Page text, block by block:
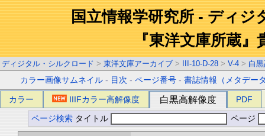
国立情報学研究所 - ディジ
『東洋文庫所蔵』
ディジタル・シルクロード > 東洋文庫アーカイブ > III-10-D-28 > V-4 > 白
カラー画像サムネイル - 目次 -ページ番号 -書誌情報（メタデー
カラー IIIFカラー高解像度 白黒高解像度 PDF
ページ検索 タイトル ページ